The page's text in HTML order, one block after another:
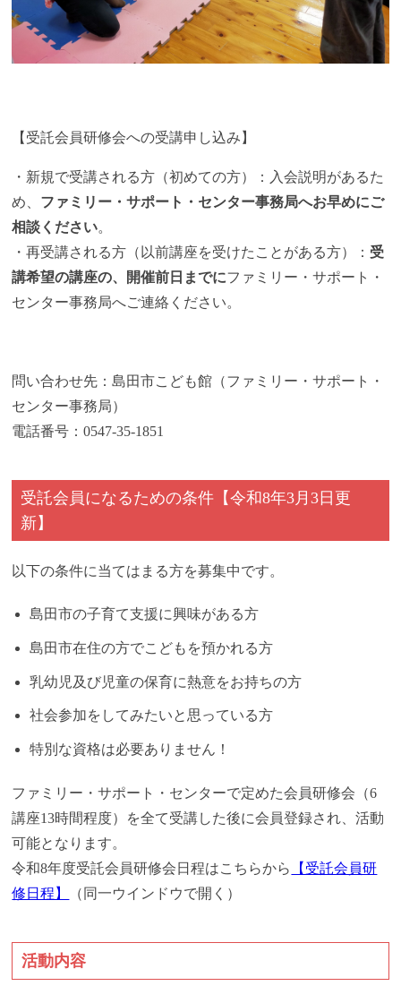
【受託会員研修会への受講申し込み】
・新規で受講される方（初めての方）：入会説明があるた
め、 ファミリー・サポート・センター事務局へお早めにご
相談ください。
・再受講される方（以前講座を受けたことがある方）： 受
講希望の講座の、開催前日までにファミリー・サポート・
センター事務局へご連絡ください。
問い合わせ先：島田市こども館（ファミリー・サポート・
センター事務局）
電話番号：0547-35-1851
受託会員になるための条件【令和8年3月3日更
新】
以下の条件に当てはまる方を募集中です。
島田市の子育て支援に興味がある方
島田市在住の方でこどもを預かれる方
乳幼児及び児童の保育に熱意をお持ちの方
社会参加をしてみたいと思っている方
特別な資格は必要ありません！
ファミリー・サポート・センターで定めた会員研修会（6
講座13時間程度）を全て受講した後に会員登録され、活動
可能となります。
令和8年度受託会員研修会日程はこちらから
【受託会員研
修日程】
（同一ウインドウで開く）
活動内容